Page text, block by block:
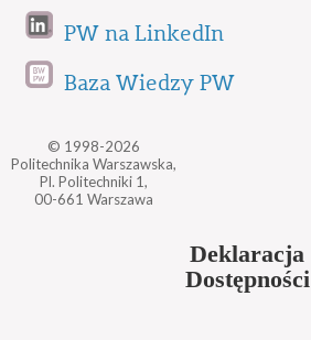
PW na LinkedIn
Baza Wiedzy PW
© 1998-2026
Politechnika Warszawska,
Pl. Politechniki 1,
00-661 Warszawa
Deklaracja
Dostępności